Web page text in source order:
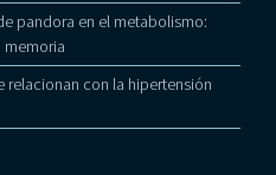
pandora en el metabolismo:
memoria
relacionan con la hipertensión